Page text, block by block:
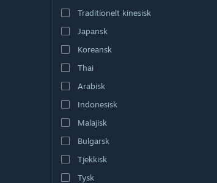
Traditionelt kinesisk
Japansk
Koreansk
Thai
Arabisk
Indonesisk
Malajisk
Bulgarsk
Tjekkisk
Tysk